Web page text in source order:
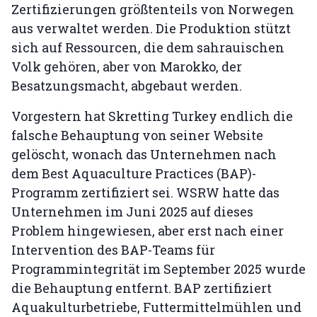
Zertifizierungen größtenteils von Norwegen
aus verwaltet werden. Die Produktion stützt
sich auf Ressourcen, die dem sahrauischen
Volk gehören, aber von Marokko, der
Besatzungsmacht, abgebaut werden.
Vorgestern hat Skretting Turkey endlich die
falsche Behauptung von seiner Website
gelöscht, wonach das Unternehmen nach
dem Best Aquaculture Practices (BAP)-
Programm zertifiziert sei. WSRW hatte das
Unternehmen im Juni 2025 auf dieses
Problem hingewiesen, aber erst nach einer
Intervention des BAP-Teams für
Programmintegrität im September 2025 wurde
die Behauptung entfernt. BAP zertifiziert
Aquakulturbetriebe, Futtermittelmühlen und